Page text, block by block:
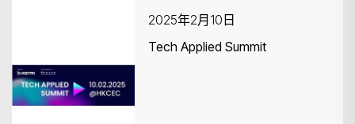
2025年2月10日
Tech Applied Summit